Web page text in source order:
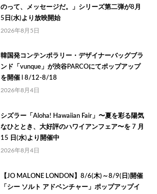
のって、メッセージだ。」シリーズ第二弾が8月
5日(水)より放映開始
2026年8月5日
韓国発コンテンポラリー・デザイナーバッグブラ
ンド「vunque」が渋谷PARCOにてポップアップ
を開催 l 8/12-8/18
2026年8月4日
シズラー「Aloha! Hawaiian Fair」〜夏を彩る陽気
なひととき、大好評のハワイアンフェア〜を 7 月
15 日(水)より開催中
2026年8月4日
【JO MALONE LONDON】8/6(木)～8/9(日)開催
「シー ソルト アドベンチャー」ポップアップイ